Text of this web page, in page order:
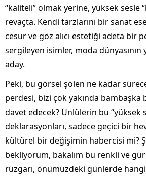
“kaliteli” olmak yerine, yüksek sesle
revaçta. Kendi tarzlarını bir sanat
cesur ve göz alıcı estetiği adeta bir
sergileyen isimler, moda dünyasının
aday.
Peki, bu görsel şölen ne kadar
perdesi, bizi çok yakında bambaşka
davet edecek? Ünlülerin bu “yüksek
deklarasyonları, sadece geçici bir
kültürel bir değişimin habercisi mi?
bekliyorum, bakalım bu renkli ve
rüzgarı, önümüzdeki günlerde